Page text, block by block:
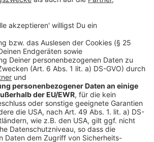
sie wenig.
die ganze Highschool.